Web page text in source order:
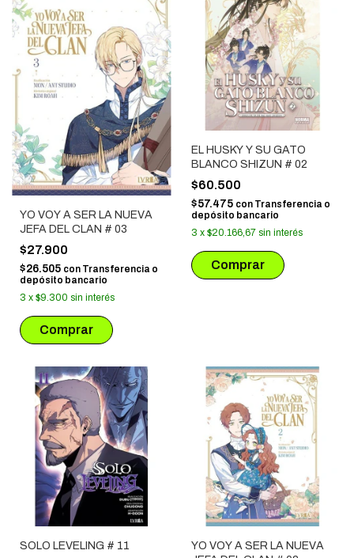
YO VOY A SER LA NUEVA
JEFA DEL CLAN # 03
$27.900
$26.505 con Transferencia o
depósito bancario
3 x $9.300 sin interés
EL HUSKY Y SU GATO
BLANCO SHIZUN # 02
$60.500
$57.475 con Transferencia o
depósito bancario
3 x $20.166,67 sin interés
SOLO LEVELING # 11
YO VOY A SER LA NUEVA